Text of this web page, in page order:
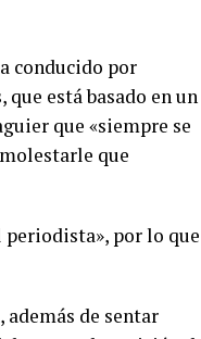
conducido por
está basado en un
que «siempre se
que
periodista», por lo que
de sentar